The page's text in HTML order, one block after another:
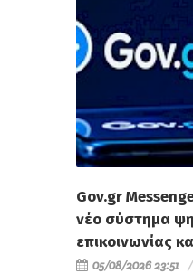
Gov.gr
νέο σύστημα
επικοινωνίας
05/08/2026 23:51